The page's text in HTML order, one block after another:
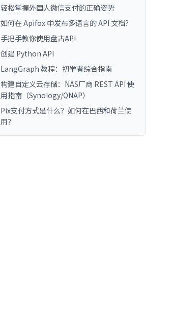
轻松掌握外国人微信支付的正确姿势
如何在 Apifox 中发布多语言的 API 文档？
手把手教你使用盘古API
创建 Python API
LangGraph 教程：初学者综合指南
构建自定义云存储：NAS厂商 REST API 使
用指南（Synology/QNAP）
Pix支付方式是什么？如何在巴西和荷兰使
用？